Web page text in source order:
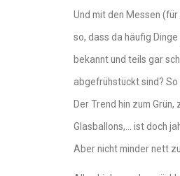
Und mit den Messen
so, dass da häufig
bekannt und teils gar
abgefrühstückt sind?
Der Trend hin zum Grün,
Glasballons,… ist doch
Aber nicht minder nett